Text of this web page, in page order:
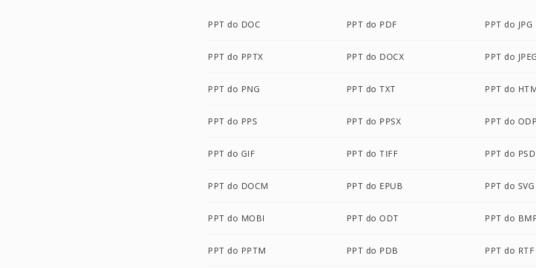
PPT do DOC PPT do PDF PPT do JPG
PPT do PPTX PPT do DOCX PPT do JPEG
PPT do PNG PPT do TXT PPT do
PPT do PPS PPT do PPSX PPT do ODP
PPT do GIF PPT do TIFF PPT do PSD
PPT do DOCM PPT do EPUB PPT do SVG
PPT do MOBI PPT do ODT PPT do
PPT do PPTM PPT do PDB PPT do RTF